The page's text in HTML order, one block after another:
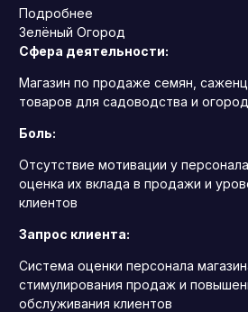
Подробнее
Зелёный Огород
Сфера деятельности:
Магазин по продаже семян,
товаров для садоводства и
Боль:
Отсутствие мотивации у
оценка их вклада в продажи и
клиентов
Запрос клиента:
Система оценки персонала
стимулирования продаж и
обслуживания клиентов